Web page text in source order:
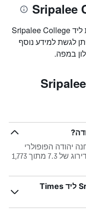
ניתן להשתמש במפה כדי למצוא מלונות ליד Sripalee College
לגשת למידע נוסף
במפה.
כמה עובדות על אירוח בSripalee
יהודה הפופולרי
בקרב משתמשי HotelsCombined, עם דירוג של 7.3 מתוך 1,773
המלצה למלון טוב בSripalee College ליד Times